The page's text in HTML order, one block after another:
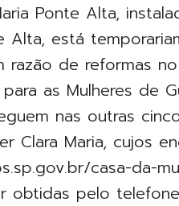
Ponte Alta,
Alta, está
de reformas
as Mulheres de
nas outras
Clara Maria, cujos
casa-da-
pelo telefone